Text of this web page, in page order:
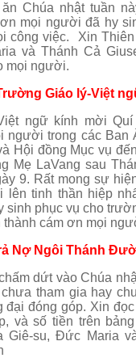
Chúa nhật tuần
mọi người đã hy
công việc. Xin
và Thánh Cả
mọi người.
Giáo lý-Việt
ngữ kính mời
người trong các Ban
Hội đồng Mục vụ
Mẹ LaVang sau
9. Rất mong sự
lên tinh thần hiệp
sinh phục vụ cho
cám ơn mọi
Nợ Ngôi Thánh
dứt vào Chúa
tham gia hay
đại đóng góp. Xin
và số tiền trên
Giê-su, Đức Maria